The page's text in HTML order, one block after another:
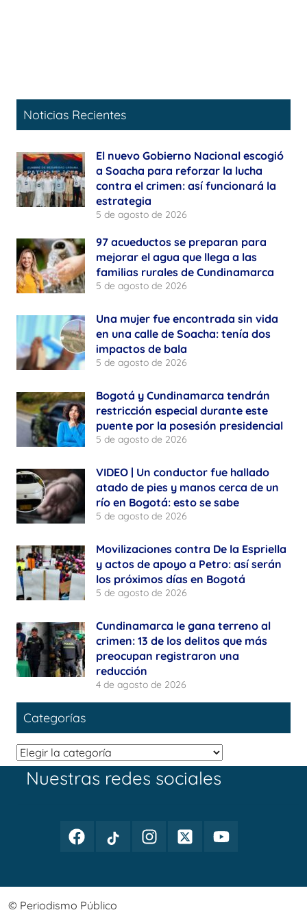
Noticias Recientes
El nuevo Gobierno Nacional escogió
a Soacha para reforzar la lucha
contra el crimen: así funcionará la
estrategia
5 de agosto de 2026
97 acueductos se preparan para
mejorar el agua que llega a las
familias rurales de Cundinamarca
5 de agosto de 2026
Una mujer fue encontrada sin vida
en una calle de Soacha: tenía dos
impactos de bala
5 de agosto de 2026
Bogotá y Cundinamarca tendrán
restricción especial durante este
puente por la posesión presidencial
5 de agosto de 2026
VIDEO | Un conductor fue hallado
atado de pies y manos cerca de un
río en Bogotá: esto se sabe
5 de agosto de 2026
Movilizaciones contra De la Espriella
y actos de apoyo a Petro: así serán
los próximos días en Bogotá
5 de agosto de 2026
Cundinamarca le gana terreno al
crimen: 13 de los delitos que más
preocupan registraron una
reducción
4 de agosto de 2026
Categorías
Categorías
Nuestras redes sociales
Facebook
Periodismo
TikTok
Periodismo
InstagramTwitterYoutube
© Periodismo Público